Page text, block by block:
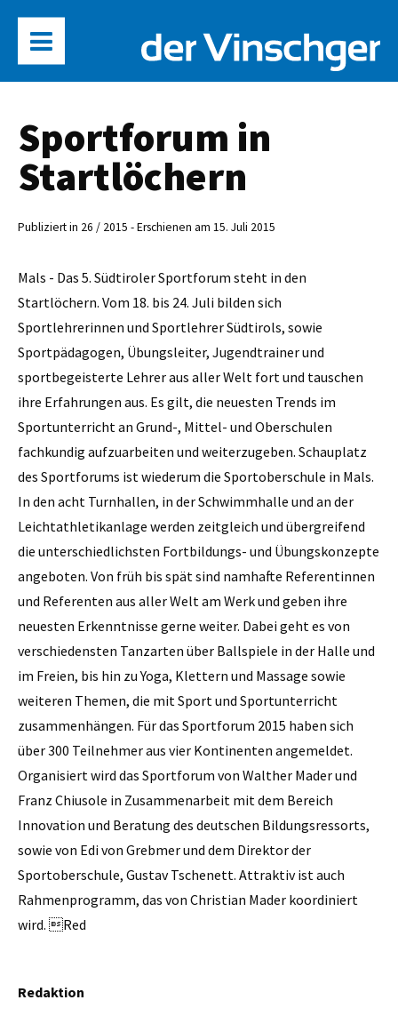
Sportforum in
Startlöchern
Publiziert in 26 / 2015 - Erschienen am 15. Juli 2015
Mals - Das 5. Südtiroler Sportforum steht in den
Startlöchern. Vom 18. bis 24. Juli bilden sich
Sportlehrerinnen und Sportlehrer Südtirols, sowie
Sportpädagogen, Übungsleiter, Jugendtrainer und
sportbegeisterte Lehrer aus aller Welt fort und tauschen
ihre Erfahrungen aus. Es gilt, die neuesten Trends im
Sportunterricht an Grund-, Mittel- und Oberschulen
fachkundig aufzuarbeiten und weiterzugeben. Schauplatz
des Sportforums ist wiederum die Sportoberschule in Mals.
In den acht Turnhallen, in der Schwimmhalle und an der
Leichtathletikanlage werden zeitgleich und übergreifend
die unterschiedlichsten Fortbildungs- und Übungskonzepte
angeboten. Von früh bis spät sind namhafte Referentinnen
und Referenten aus aller Welt am Werk und geben ihre
neuesten Erkenntnisse gerne weiter. Dabei geht es von
verschiedensten Tanzarten über Ballspiele in der Halle und
im Freien, bis hin zu Yoga, Klettern und Massage sowie
weiteren Themen, die mit Sport und Sportunterricht
zusammenhängen. Für das Sportforum 2015 haben sich
über 300 Teilnehmer aus vier Kontinenten angemeldet.
Organisiert wird das Sportforum von Walther Mader und
Franz Chiusole in Zusammenarbeit mit dem Bereich
Innovation und Beratung des deutschen Bildungsressorts,
sowie von Edi von Grebmer und dem Direktor der
Sportoberschule, Gustav Tschenett. Attraktiv ist auch
Rahmenprogramm, das von Christian Mader koordiniert
wird. Red
Redaktion